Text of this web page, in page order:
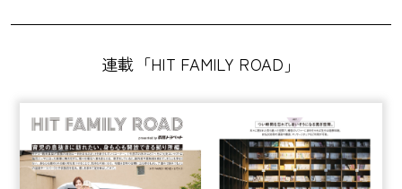
連載「HIT FAMILY ROAD」